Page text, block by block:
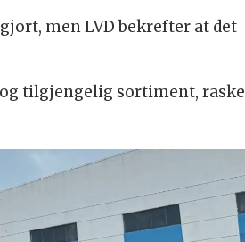
men LVD bekrefter at det
tilgjengelig sortiment, raske